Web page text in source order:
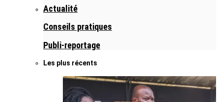
Actualité
Conseils pratiques
Publi-reportage
Les plus récents